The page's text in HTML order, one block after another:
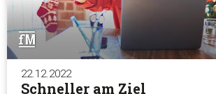
22.12.2022
Schneller am Ziel